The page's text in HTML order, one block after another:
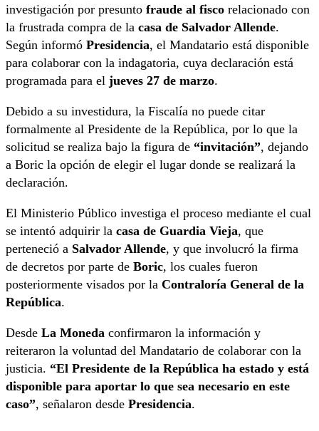
investigación por presunto fraude al fisco relacionado con
la frustrada compra de la casa de Salvador Allende.
Según informó Presidencia, el Mandatario está disponible
para colaborar con la indagatoria, cuya declaración está
programada para el jueves 27 de marzo.
Debido a su investidura, la Fiscalía no puede citar
formalmente al Presidente de la República, por lo que la
solicitud se realiza bajo la figura de “invitación”, dejando
a Boric la opción de elegir el lugar donde se realizará la
declaración.
El Ministerio Público investiga el proceso mediante el cual
se intentó adquirir la casa de Guardia Vieja, que
perteneció a Salvador Allende, y que involucró la firma
de decretos por parte de Boric, los cuales fueron
posteriormente visados por la Contraloría General de la
República.
Desde La Moneda confirmaron la información y
reiteraron la voluntad del Mandatario de colaborar con la
justicia. “El Presidente de la República ha estado y está
disponible para aportar lo que sea necesario en este
caso”, señalaron desde Presidencia.